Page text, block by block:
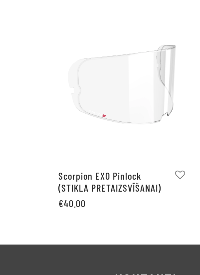
Scorpion EXO Pinlock
(STIKLA PRETAIZSVĪŠANAI)
€40.00